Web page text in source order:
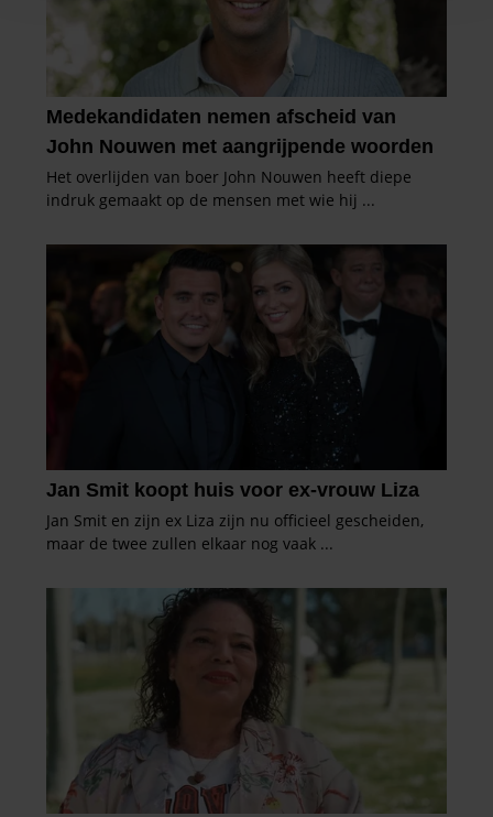
en om ons websiteverkeer te analyseren. Ook delen we
informatie over uw gebruik van onze site met onze
partners voor social media, adverteren en analyse. Deze
partners kunnen deze gegevens combineren met andere
informatie die u aan ze heeft verstrekt of die ze hebben
verzameld op basis van uw gebruik van hun services. U
gaat akkoord met onze cookies als u onze website blijft
gebruiken.